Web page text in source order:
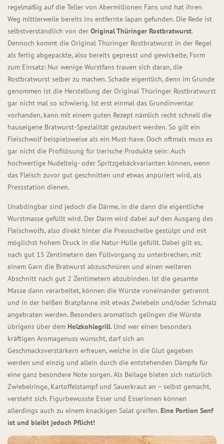
regelmäßig auf die Teller von Abermillionen Fans und hat ihren
Weg mittlerweile bereits ins entfernte Japan gefunden. Die Rede ist
selbstverständlich von der Original Thüringer Rostbratwurst.
Dennoch kommt die Original Thüringer Rostbratwurst in der Regel
als fertig abgepackte, also bereits gepresst und gewickelte, Form
zum Einsatz: Nur wenige Wurstfans trauen sich daran, die
Rostbratwurst selber zu machen. Schade eigentlich, denn im Grunde
genommen ist die Herstellung der Original Thüringer Rostbratwurst
gar nicht mal so schwierig. Ist erst einmal das Grundinventar
vorhanden, kann mit einem guten Rezept nämlich recht schnell die
hauseigene Bratwurst-Spezialität gezaubert werden. So gilt ein
Fleischwolf beispielsweise als ein Must-have. Doch oftmals muss es
gar nicht die Profilösung für tierische Produkte sein: Auch
hochwertige Nudelteig- oder Spritzgebäckvarianten können, wenn
das Fleisch zuvor gut geschnitten und etwas anpüriert wird, als
Pressstation dienen.
Unabdingbar sind jedoch die Därme, in die dann die eigentliche
Wurstmasse gefüllt wird. Der Darm wird dabei auf den Ausgang des
Fleischwolfs, also direkt hinter die Pressscheibe gestülpt und mit
möglichst hohem Druck in die Natur-Hülle gefüllt. Dabei gilt es,
nach gut 15 Zentimetern den Füllvorgang zu unterbrechen, mit
einem Garn die Bratwurst abzuschnüren und einen weiteren
Abschnitt nach gut 2 Zentimetern abzubinden. Ist die gesamte
Masse dann verarbeitet, können die Würste voneinander getrennt
und in der heißen Bratpfanne mit etwas Zwiebeln und/oder Schmalz
angebraten werden. Besonders aromatisch gelingen die Würste
übrigens über dem Holzkohlegrill. Und wer einen besonders
kräftigen Aromagenuss wünscht, darf sich an
Geschmacksverstärkern erfreuen, welche in die Glut gegeben
werden und einzig und allein durch die entstehenden Dämpfe für
eine ganz besondere Note sorgen. Als Beilage bieten sich natürlich
Zwiebelringe, Kartoffelstampf und Sauerkraut an – selbst gemacht,
versteht sich. Figurbewusste Esser und Esserinnen können
allerdings auch zu einem knackigen Salat greifen. Eine Portion Senf
ist und bleibt jedoch Pflicht!